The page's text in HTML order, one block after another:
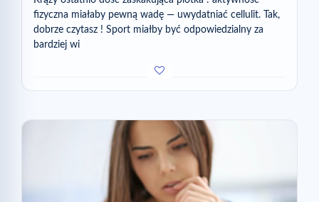
fizyczna miałaby pewną wadę — uwydatniać cellulit. Tak,
dobrze czytasz ! Sport miałby być odpowiedzialny za
bardziej wi